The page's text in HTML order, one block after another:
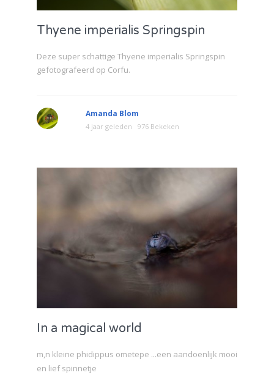
Thyene imperialis Springspin
Deze super schattige Thyene imperialis Springspin
gefotografeerd op Corfu.
Amanda Blom
4 jaar geleden 976 Bekeken
In a magical world
m,n kleine phidippus ometepe ...een aandoenlijk mooi
en lief spinnetje